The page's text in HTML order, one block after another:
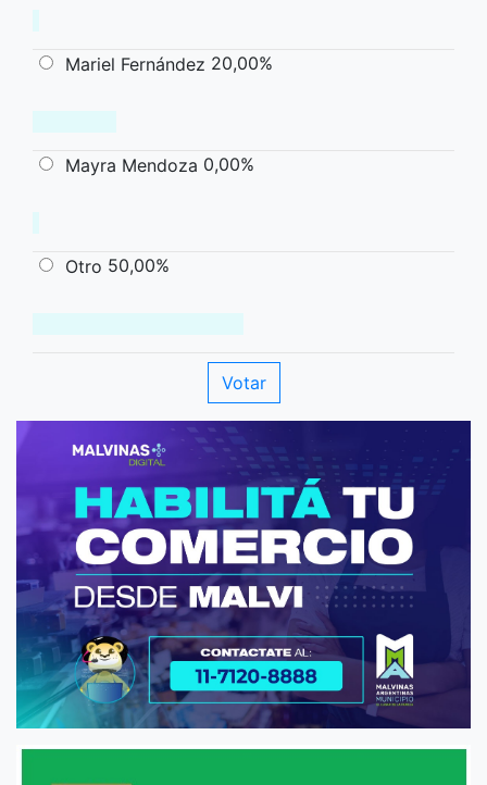
Mariel Fernández 20,00%
Mayra Mendoza 0,00%
Otro 50,00%